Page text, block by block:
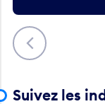
Précédent
Vérifiez votre